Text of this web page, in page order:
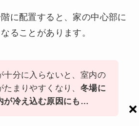
に配置すると、家の中心部に
ることがあります。
十分に入らないと、室内の
たまりやすくなり、 冬場に
が冷え込む原因にも…